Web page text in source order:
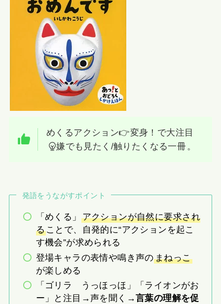
めくるアクション👉変身！で大注目
嫌でも見たく/触りたくなる一冊。
発語をうながすポイント
「めくる」 アクションが自然に要求され
ることで、自発的に“アクションを起こ
す機会”が求められる
登場キャラの表情や鳴き声のまねっこ
が楽しめる
「ゴリラ うっほっほ」「ライオンがお
ー」と注目→声を聞く→言葉の理解を促